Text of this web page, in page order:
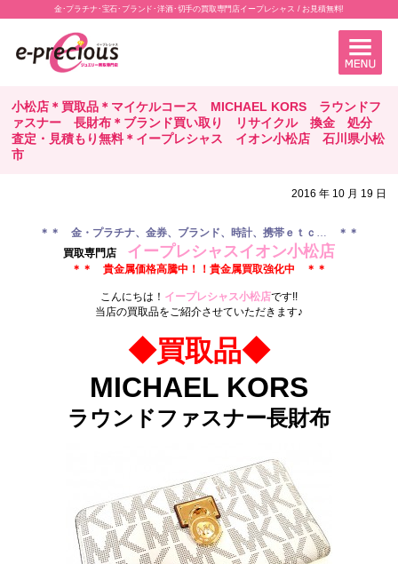
金･プラチナ･宝石･ブランド･洋酒･切手の買取専門店イープレシャス / お見積無料!
小松店＊買取品＊マイケルコース MICHAEL KORS ラウンドフ
ァスナー 長財布＊ブランド買い取り リサイクル 換金 処分
査定・見積もり無料＊イープレシャス イオン小松店 石川県小松
市
2016 年 10 月 19 日
＊ ＊ 金・プラチナ、金券、ブランド、時計、携帯ｅｔｃ ＊ ＊
買取専門店 イープレシャスイオン小松店
＊＊ 貴金属価格高騰中！！貴金属買取強化中 ＊＊
こんにちは！ イープレシャス小松店です!!
当店の買取品をご紹介させていただきます♪
◆買取品◆
MICHAEL KORS
ラウンドファスナー長財布